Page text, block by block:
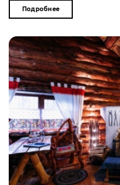
Подробнее